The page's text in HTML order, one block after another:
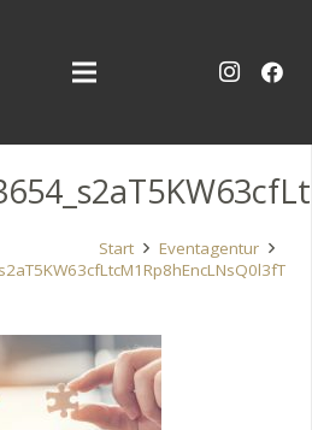
Start
Eventagentur